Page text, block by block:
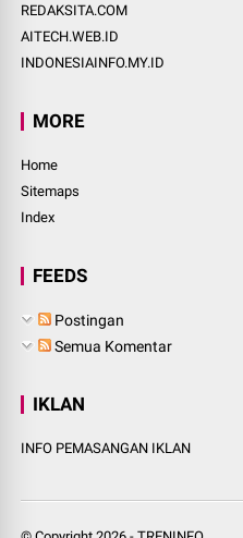
REDAKSITA.COM
AITECH.WEB.ID
INDONESIAINFO.MY.ID
MORE
Home
Sitemaps
Index
FEEDS
Postingan
Semua Komentar
IKLAN
INFO PEMASANGAN IKLAN